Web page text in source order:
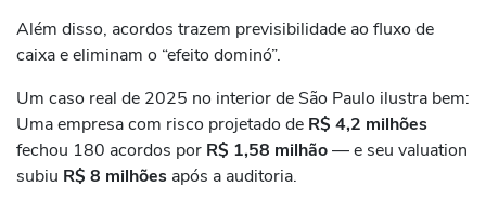
Além disso, acordos trazem previsibilidade ao fluxo de
caixa e eliminam o “efeito dominó”.
Um caso real de 2025 no interior de São Paulo ilustra bem:
Uma empresa com risco projetado de R$ 4,2 milhões
fechou 180 acordos por R$ 1,58 milhão— e seu valuation
subiu R$ 8 milhões após a auditoria.